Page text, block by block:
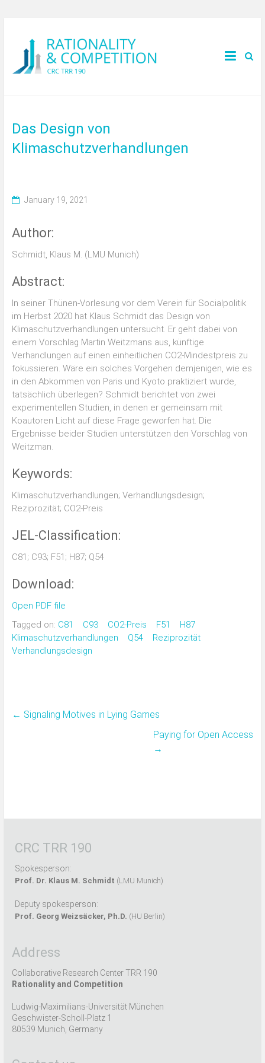
Das Design von
Klimaschutzverhandlungen
January 19, 2021
Author:
Schmidt, Klaus M. (LMU Munich)
Abstract:
In seiner Thünen-Vorlesung vor dem Verein für Socialpolitik
im Herbst 2020 hat Klaus Schmidt das Design von
Klimaschutzverhandlungen untersucht. Er geht dabei von
einem Vorschlag Martin Weitzmans aus, künftige
Verhandlungen auf einen einheitlichen CO2-Mindestpreis zu
fokussieren. Wäre ein solches Vorgehen demjenigen, wie es
in den Abkommen von Paris und Kyoto praktiziert wurde,
tatsächlich überlegen? Schmidt berichtet von zwei
experimentellen Studien, in denen er gemeinsam mit
Koautoren Licht auf diese Frage geworfen hat. Die
Ergebnisse beider Studien unterstützen den Vorschlag von
Weitzman.
Keywords:
Klimaschutzverhandlungen; Verhandlungsdesign;
Reziprozität; CO2-Preis
JEL-Classification:
C81; C93; F51; H87; Q54
Download:
Open PDF file
Tagged on: C81 C93 CO2-Preis F51
H87
Klimaschutzverhandlungen
Q54
Reziprozität
Verhandlungsdesign
← Signaling Motives in Lying Games
Paying for Open Access
→
CRC TRR 190
Spokesperson:
Prof. Dr. Klaus M. Schmidt (LMU Munich)
Deputy spokesperson:
Prof. Georg Weizsäcker, Ph.D. (HU Berlin)
Address
Collaborative Research Center TRR 190
Rationality and Competition
Ludwig-Maximilians-Universität München
Geschwister-Scholl-Platz 1
80539 Munich, Germany